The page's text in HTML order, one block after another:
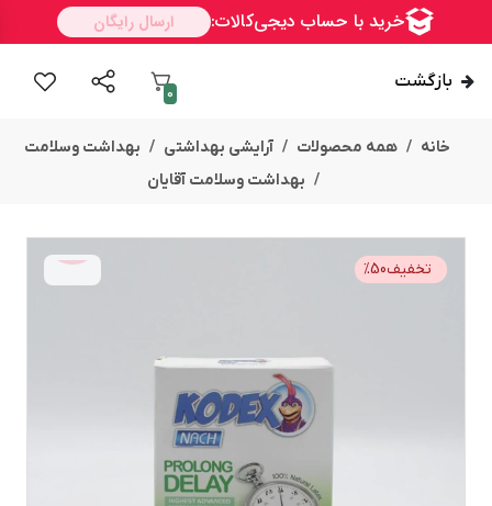
بازگشت
0
خانه همه محصولات آرایشی بهداشتی
بهداشت وسلامت
بهداشت وسلامت آقایان
تخفیف %50